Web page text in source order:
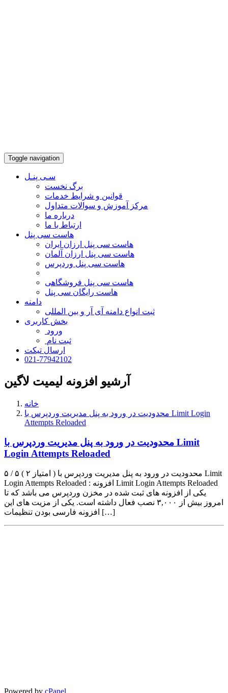
Toggle navigation
سـی پنـل
برگ نخست
قوانین و شرایط خدمات
مرکز آموزش و سوالات متداول
درباره ما
ارتباط با ما
هاست سی پنل
هاست سی پنل ارزان ایران
هاست سی پنل ارزان آلمان
هاست سی پنل وردپرس
هاست سی پنل فروشگاهی
هاست رایگان سی پنل
دامنه
ثبت انواع دامنه آی آر و بین المللی
بخش کاربری
ورود
ثبت نام
ارسال تیکت
021-77942102
آرشیو افزونه لیمیت لاگین
خانه
محدودیت در ورود به پنل مدیریت وردپرس با Limit Login
Attempts Reloaded
محدودیت در ورود به پنل مدیریت وردپرس با Limit
Login Attempts Reloaded
۵ / ۵ ( ۲ امتیاز ) محدودیت در ورود به پنل مدیریت وردپرس با Limit
Login Attempts Reloaded : افزونه Limit Login Attempts Reloaded
یکی از افزونه های ثبت شده در مخزن وردپرس می باشد که تا
امروز بیش از ۳,۰۰۰ نصب فعال داشته است. یکی از مزیت های این
افزونه فارسی بودن تنظیمات […]